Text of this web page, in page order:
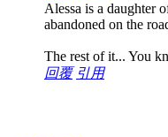
Alessa is a daughter
abandoned on the
The rest of it... You
回覆 引用